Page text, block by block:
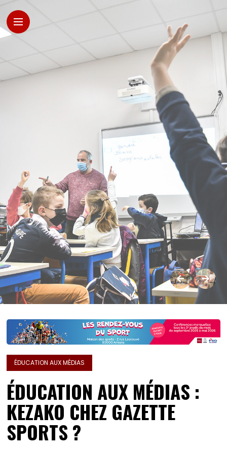
ÉDUCATION AUX MÉDIAS
ÉDUCATION AUX MÉDIAS :
KEZAKO CHEZ GAZETTE
SPORTS ?